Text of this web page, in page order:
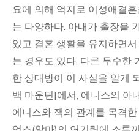
요에 의해 억지로 이성애결
는 다양하다. 아내가 출장을
있고 결혼 생활을 유지하면
는 경우도 있다. 다른 무수한
한 상대방이 이 사실을 알게
백 마운틴]에서, 에니스의 아
에니스와 잭의 관계를 목격